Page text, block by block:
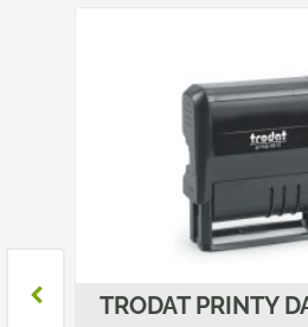
TRODAT PRINTY